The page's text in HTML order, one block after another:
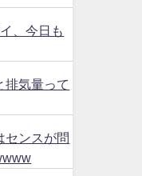
、今日も
排気量って
センスが問